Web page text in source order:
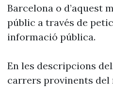
Barcelona o d’aquest
públic a través de
informació pública.
En les descripcions
carrers provinents del